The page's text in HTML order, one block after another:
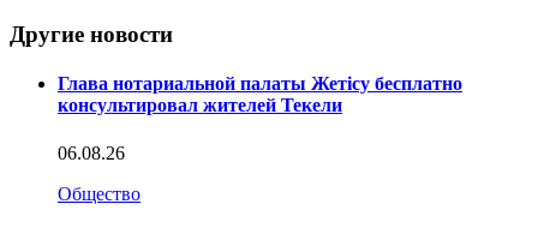
Другие новости
Глава нотариальной палаты Жетісу бесплатно
консультировал жителей Текели
06.08.26
Общество